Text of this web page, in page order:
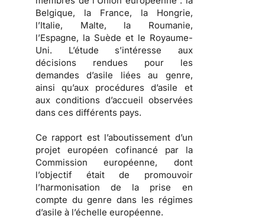
Belgique, la France, la Hongrie,
l’Italie, Malte, la Roumanie,
l’Espagne, la Suède et le Royaume-
Uni. L’étude s’intéresse aux
décisions rendues pour les
demandes d’asile liées au genre,
ainsi qu’aux procédures d’asile et
aux conditions d’accueil observées
dans ces différents pays.
Ce rapport est l’aboutissement d’un
projet européen cofinancé par la
Commission européenne, dont
l’objectif était de promouvoir
l’harmonisation de la prise en
compte du genre dans les régimes
d’asile à l’échelle européenne.